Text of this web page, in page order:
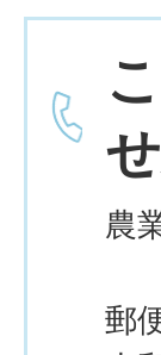
農
郵